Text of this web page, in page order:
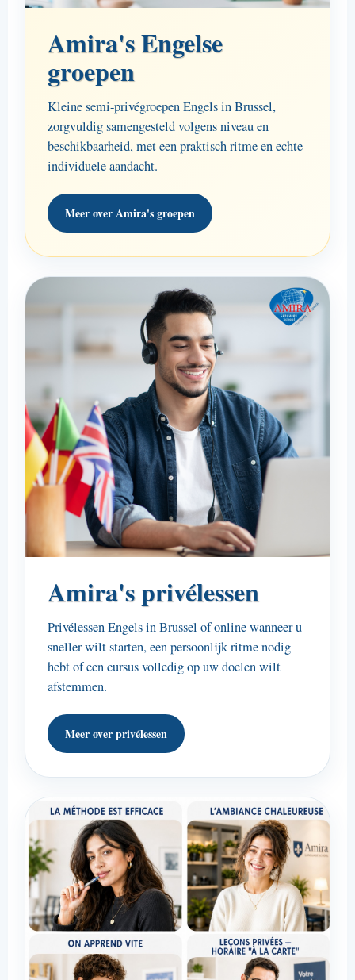
Amira's Engelse
groepen
Kleine semi-privégroepen Engels in Brussel,
zorgvuldig samengesteld volgens niveau en
beschikbaarheid, met een praktisch ritme en echte
individuele aandacht.
Meer over Amira's groepen
Amira's privélessen
Privélessen Engels in Brussel of online wanneer u
sneller wilt starten, een persoonlijk ritme nodig
hebt of een cursus volledig op uw doelen wilt
afstemmen.
Meer over privélessen